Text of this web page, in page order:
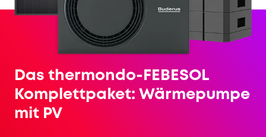
Das thermondo-FEBESOL
Komplettpaket: Wärmepumpe
mit PV